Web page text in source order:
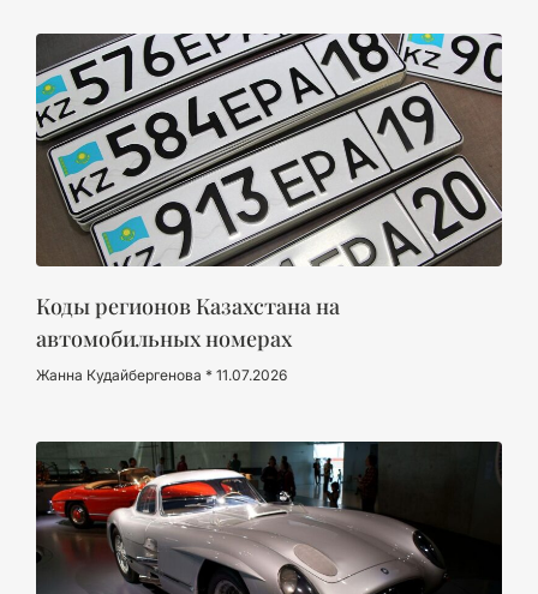
Коды регионов Казахстана на
автомобильных номерах
Жанна Кудайбергенова 11.07.2026